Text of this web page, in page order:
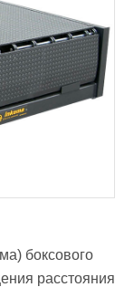
боксового
расстояния